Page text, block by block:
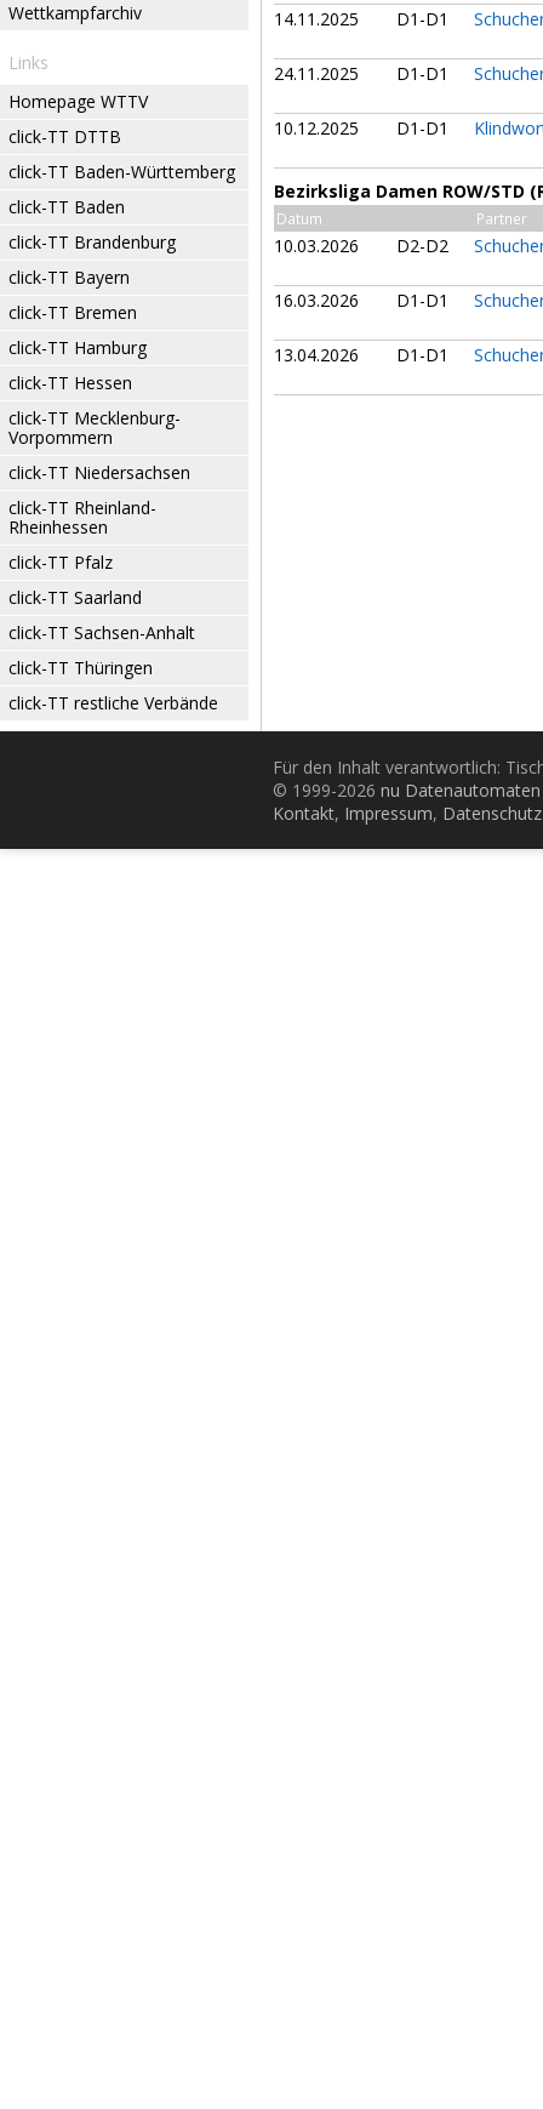
Wettkampfarchiv
Links
Homepage WTTV
click-TT DTTB
click-TT Baden-Württemberg
click-TT Baden
click-TT Brandenburg
click-TT Bayern
click-TT Bremen
click-TT Hamburg
click-TT Hessen
click-TT Mecklenburg-
Vorpommern
click-TT Niedersachsen
click-TT Rheinland-
Rheinhessen
click-TT Pfalz
click-TT Saarland
click-TT Sachsen-Anhalt
click-TT Thüringen
click-TT restliche Verbände
14.11.2025 D1-D1
24.11.2025 D1-D1
10.12.2025 D1-D1
Bezirksliga Damen ROW/STD
Datum Partner
10.03.2026 D2-D2
16.03.2026 D1-D1
13.04.2026 D1-D1
Für den Inhalt verantwortlich:
© 1999-2026 nu
Kontakt, Impressum, Datenschutz